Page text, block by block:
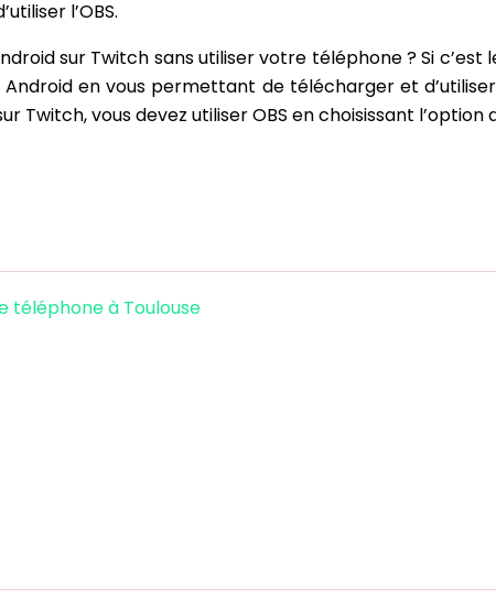
l’OBS.
sur Twitch sans utiliser votre téléphone ? Si
en vous permettant de télécharger et
vous devez utiliser OBS en choisissant l’option
téléphone à Toulouse